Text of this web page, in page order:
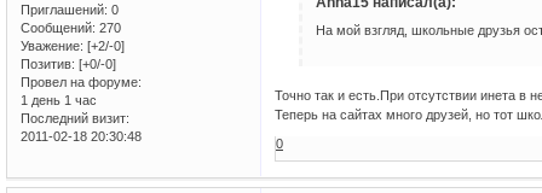
Приглашений: 0
Сообщений: 270
Уважение: [+2/-0]
Позитив: [+0/-0]
Провел на форуме:
1 день 1 час
Последний визит:
2011-02-18 20:30:48
На мой взгляд, школьные друзья
Точно так и есть.При отсутствии инета в
Теперь на сайтах много друзей, но тот
0